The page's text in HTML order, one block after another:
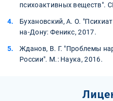
психоактивных веществ".
Бухановский, А. О.
на-Дону: Феникс, 2017.
Жданов, В. Г. "Проблемы
России". М.: Наука, 2016.